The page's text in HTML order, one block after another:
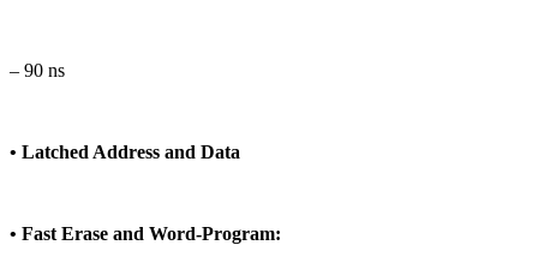
– 90 ns
• Latched Address and Data
• Fast Erase and Word-Program: